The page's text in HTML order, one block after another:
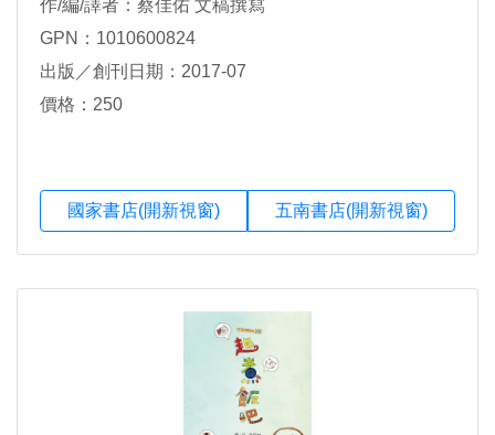
作/編/譯者：蔡佳佑 文稿撰寫
GPN：1010600824
出版／創刊日期：2017-07
價格：250
國家書店(開新視窗) 五南書店(開新視窗)